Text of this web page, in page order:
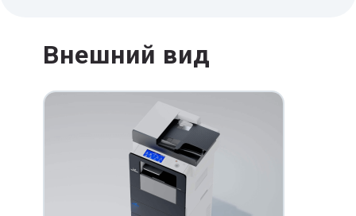
Внешний вид